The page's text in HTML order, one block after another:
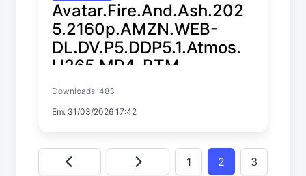
Avatar.Fire.And.Ash.202
5.2160p.AMZN.WEB-
DL.DV.P5.DDP5.1.Atmos.
H265.MP4-BTM
Avatar: Fire and Ash
Downloads: 483
Em: 31/03/2026 17:42
1 2 3